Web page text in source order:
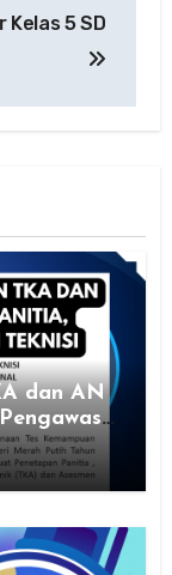
Kelas 5 SD
dan AN